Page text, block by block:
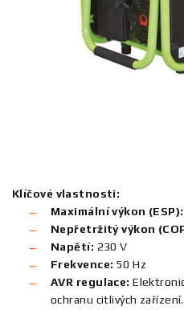
Klíčové vlastnosti:
Maximální výkon (ESP):
Nepřetržitý výkon
Napětí: 230 V
Frekvence: 50 Hz
AVR regulace:
ochranu citlivých zařízení.